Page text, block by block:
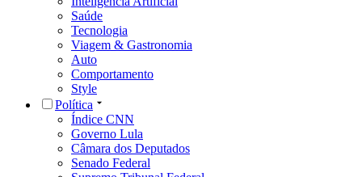
Saúde
Tecnologia
Viagem & Gastronomia
Auto
Comportamento
Style
Política
Índice CNN
Governo Lula
Câmara dos Deputados
Senado Federal